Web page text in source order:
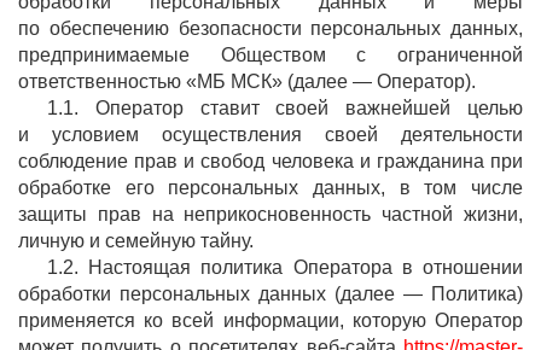
по обеспечению безопасности персональных данных,
предпринимаемые Обществом с ограниченной
ответственностью «МБ МСК» (далее — Оператор).
1.1. Оператор ставит своей важнейшей целью
и условием осуществления своей деятельности
соблюдение прав и свобод человека и гражданина при
обработке его персональных данных, в том числе
защиты прав на неприкосновенность частной жизни,
личную и семейную тайну.
1.2. Настоящая политика Оператора в отношении
обработки персональных данных (далее — Политика)
применяется ко всей информации, которую Оператор